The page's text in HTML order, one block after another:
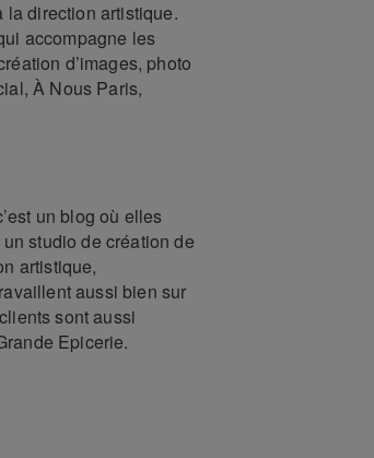
la direction artistique.
accompagne les
d’images, photo
À Nous Paris,
un blog où elles
studio de création de
artistique,
aussi bien sur
sont aussi
Epicerie.